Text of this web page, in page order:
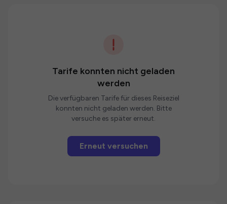
Tarife konnten nicht geladen
werden
Die verfügbaren Tarife für dieses Reiseziel
konnten nicht geladen werden. Bitte
versuche es später erneut.
Erneut versuchen